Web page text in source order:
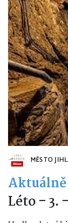
MĚSTO
Aktuálně
Léto – 3.